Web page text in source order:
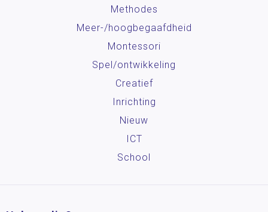
Methodes
Meer-/hoog­begaafdheid
Montessori
Spel/ontwikkeling
Creatief
Inrichting
Nieuw
ICT
School